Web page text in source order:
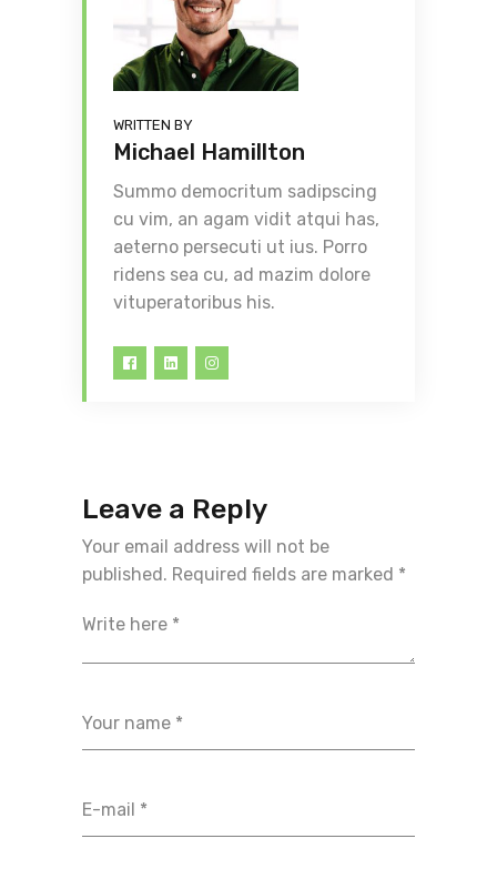
WRITTEN BY
Michael Hamillton
Summo democritum sadipscing
cu vim, an agam vidit atqui has,
aeterno persecuti ut ius. Porro
ridens sea cu, ad mazim dolore
vituperatoribus his.
Leave a Reply
Your email address will not be
published. Required fields are marked *